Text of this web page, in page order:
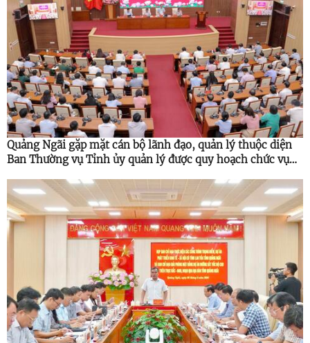
Quảng Ngãi gặp mặt cán bộ lãnh đạo, quản lý thuộc diện
Ban Thường vụ Tỉnh ủy quản lý được quy hoạch chức vụ